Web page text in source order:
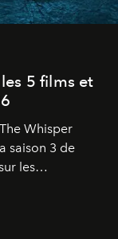
5 films et
Whisper
saison 3 de
les